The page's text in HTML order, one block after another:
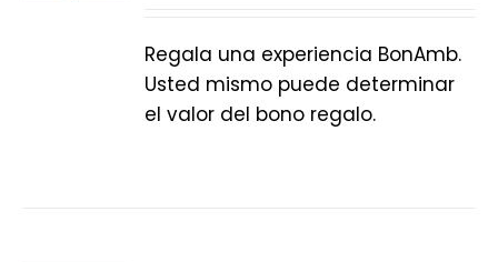
Regala una experiencia BonAmb.
Usted mismo puede determinar
el valor del bono regalo.